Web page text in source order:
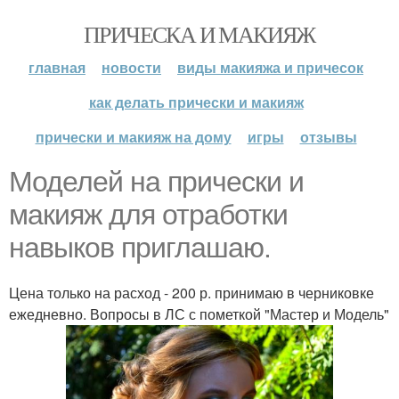
ПРИЧЕСКА И МАКИЯЖ
главная новости
виды макияжа и причесок
как делать прически и макияж
прически и макияж на дому
игры отзывы
Моделей на прически и
макияж для отработки
навыков приглашаю.
Цена только на расход - 200 р. принимаю в черниковке
ежедневно. Вопросы в ЛС с пометкой "Мастер и Модель"